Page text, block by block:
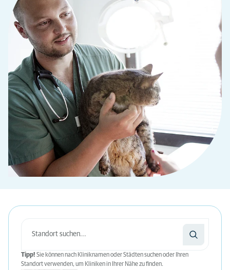
Tipp! Sie können nach Kliniknamen oder Städten suchen oder Ihren
Standort verwenden, um Kliniken in Ihrer Nähe zu finden.